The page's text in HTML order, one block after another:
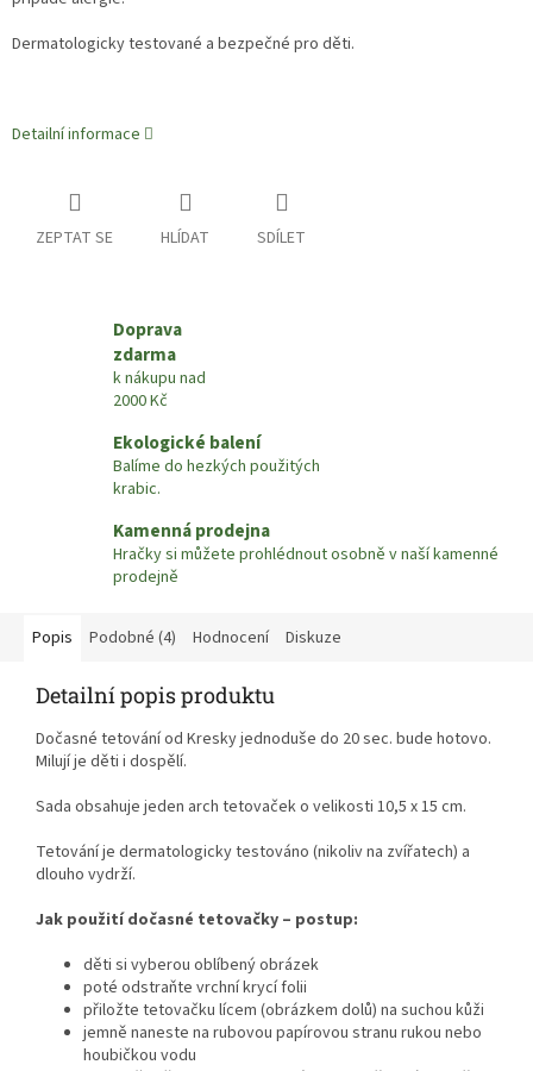
Dermatologicky testované a bezpečné pro děti.
Detailní informace
ZEPTAT SE HLÍDAT SDÍLET
Doprava
zdarma
k nákupu nad
2000 Kč
Ekologické balení
Balíme do hezkých použitých
krabic.
Kamenná prodejna
Hračky si můžete prohlédnout osobně v naší kamenné
prodejně
Popis Podobné (4) Hodnocení Diskuze
Detailní popis produktu
Dočasné tetování od Kresky jednoduše do 20 sec. bude hotovo.
Milují je děti i dospělí.
Sada obsahuje jeden arch tetovaček o velikosti 10,5 x 15 cm.
Tetování je dermatologicky testováno (nikoliv na zvířatech) a
dlouho vydrží.
Jak použití dočasné tetovačky – postup:
děti si vyberou oblíbený obrázek
poté odstraňte vrchní krycí folii
přiložte tetovačku lícem (obrázkem dolů) na suchou kůži
jemně naneste na rubovou papírovou stranu rukou nebo
houbičkou vodu